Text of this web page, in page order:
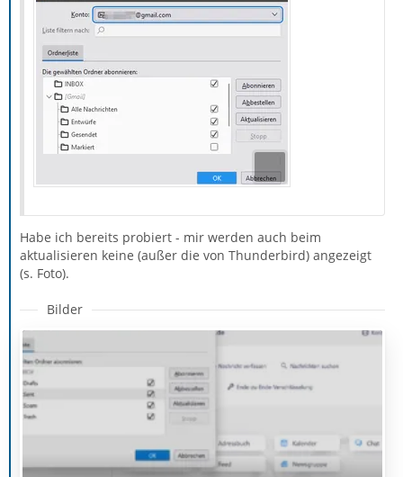
Habe ich bereits probiert - mir werden auch beim
aktualisieren keine (außer die von Thunderbird) angezeigt
(s. Foto).
Bilder